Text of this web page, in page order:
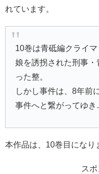
れています。
10巻は青砥編クライマ
娘を誘拐された刑事
った整。
しかし事件は、8年前
事件へと繋がってゆ
本作品は、10巻目になり
ス